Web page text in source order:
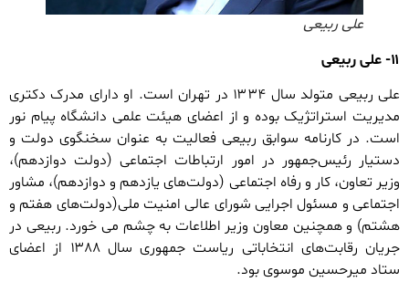
علی ربیعی
۱۱- علی ربیعی
علی ربیعی متولد سال ۱۳۳۴ در تهران است. او دارای مدرک دکتری
مدیریت استراتژیک بوده و از اعضای هیئت علمی دانشگاه پیام نور
است. در کارنامه سوابق ربیعی فعالیت به عنوان سخنگوی دولت و
دستیار رئیس‌جمهور در امور ارتباطات اجتماعی (دولت دوازدهم)،
وزیر تعاون، کار و رفاه اجتماعی (دولت‌های یازدهم و دوازدهم)، مشاور
اجتماعی و مسئول اجرایی شورای عالی امنیت ملی(دولت‌های هفتم و
هشتم) و همچنین معاون وزیر اطلاعات به چشم می خورد. ربیعی در
جریان رقابت‌های انتخاباتی ریاست جمهوری سال ۱۳۸۸ از اعضای
ستاد میرحسین موسوی بود.